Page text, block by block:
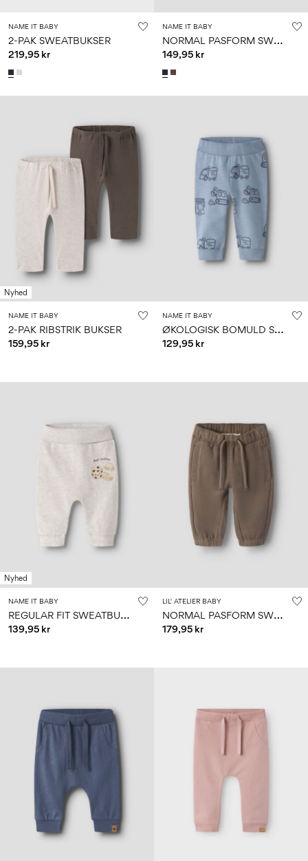
NAME IT BABY
2-PAK SWEATBUKSER
219,95 kr
NAME IT BABY
N
ORMAL PASFORM SWEATBUKSER
149,95 kr
Nyhed
NAME IT BABY
2-PAK RIBSTRIK BUKSER
159,95 kr
NAME IT BABY
Ø
KOLOGISK BOMULD SWEATBUKSER
129,95 kr
Nyhed
NAME IT BABY
R
EGULAR FIT SWEATBUKSER
139,95 kr
LIL' ATELIER BABY
N
ORMAL PASFORM SWEATBUKSER
179,95 kr